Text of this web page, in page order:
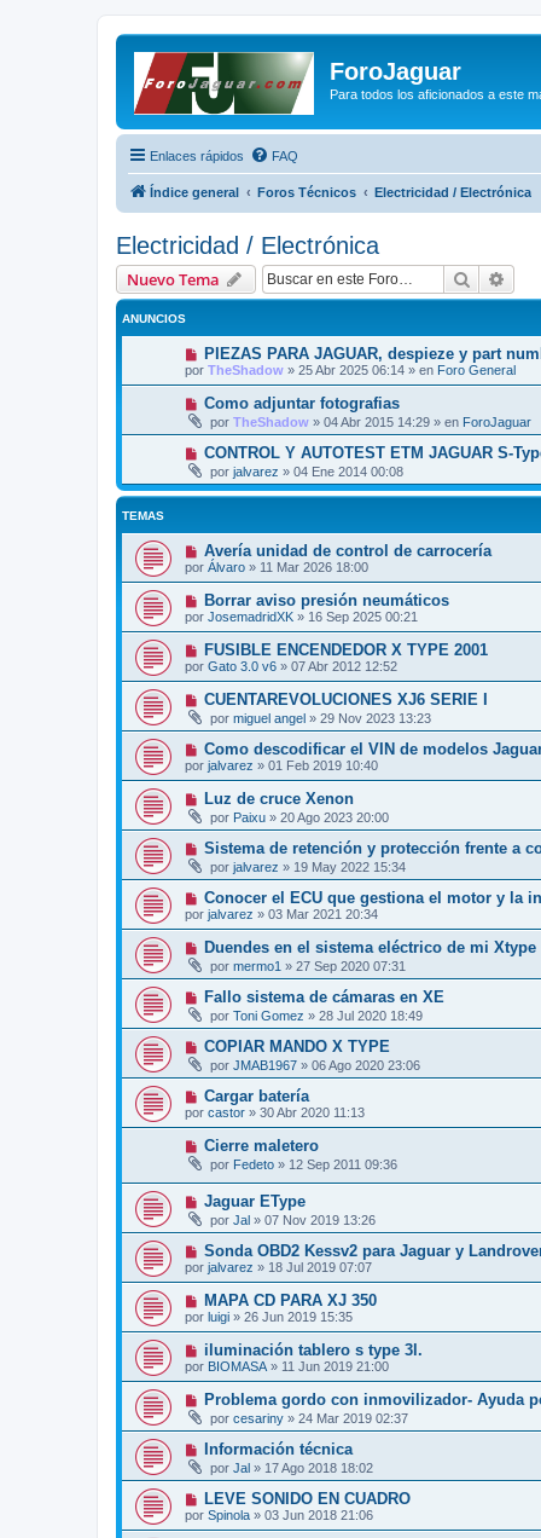
ForoJaguar
Para todos los aficionados a este
Enlaces rápidos FAQ
Índice general Foros Técnicos Electricidad / Electrónica
Electricidad / Electrónica
Nuevo Tema Buscar
ANUNCIOS
PIEZAS PARA JAGUAR, despieze y part
por TheShadow » 25 Abr 2025 06:14 » en Foro General
Como adjuntar fotografias
por TheShadow » 04 Abr 2015 14:29 » en ForoJaguar
CONTROL Y AUTOTEST ETM JAGUAR S-
por jalvarez » 04 Ene 2014 00:08
TEMAS
Avería unidad de control de carrocería
por Álvaro » 11 Mar 2026 18:00
Borrar aviso presión neumáticos
por JosemadridXK » 16 Sep 2025 00:21
FUSIBLE ENCENDEDOR X TYPE 2001
por Gato 3.0 v6 » 07 Abr 2012 12:52
CUENTAREVOLUCIONES XJ6 SERIE I
por miguel angel » 29 Nov 2023 13:23
Como descodificar el VIN de modelos
por jalvarez » 01 Feb 2019 10:40
Luz de cruce Xenon
por Paixu » 20 Ago 2023 20:00
Sistema de retención y protección frente a
por jalvarez » 19 May 2022 15:34
Conocer el ECU que gestiona el motor y la
por jalvarez » 03 Mar 2021 20:34
Duendes en el sistema eléctrico de mi Xtype
por mermo1 » 27 Sep 2020 07:31
Fallo sistema de cámaras en XE
por Toni Gomez » 28 Jul 2020 18:49
COPIAR MANDO X TYPE
por JMAB1967 » 06 Ago 2020 23:06
Cargar batería
por castor » 30 Abr 2020 11:13
Cierre maletero
por Fedeto » 12 Sep 2011 09:36
Jaguar EType
por Jal » 07 Nov 2019 13:26
Sonda OBD2 Kessv2 para Jaguar y
por jalvarez » 18 Jul 2019 07:07
MAPA CD PARA XJ 350
por luigi » 26 Jun 2019 15:35
iluminación tablero s type 3l.
por BIOMASA » 11 Jun 2019 21:00
Problema gordo con inmovilizador- Ayuda
por cesariny » 24 Mar 2019 02:37
Información técnica
por Jal » 17 Ago 2018 18:02
LEVE SONIDO EN CUADRO
por Spinola » 03 Jun 2018 21:06